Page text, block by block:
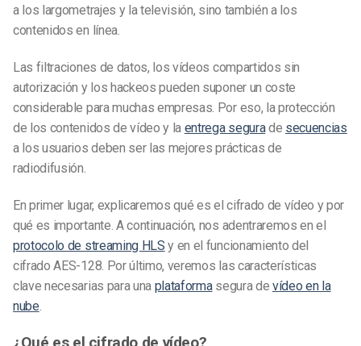
a los largometrajes y la televisión, sino también a los
contenidos en línea.
Las filtraciones de datos, los vídeos compartidos sin
autorización y los hackeos pueden suponer un coste
considerable para muchas empresas. Por eso, la protección
de los contenidos de vídeo y la entrega segurade secuencias
a los usuarios deben ser las mejores prácticas de
radiodifusión.
En primer lugar, explicaremos qué es el cifrado de vídeo y por
qué es importante. A continuación, nos adentraremos en el
protocolo de streaming HLS y en el funcionamiento del
cifrado AES-128. Por último, veremos las características
clave necesarias para una plataformasegura de vídeo en la
nube.
¿Qué es el cifrado de vídeo?